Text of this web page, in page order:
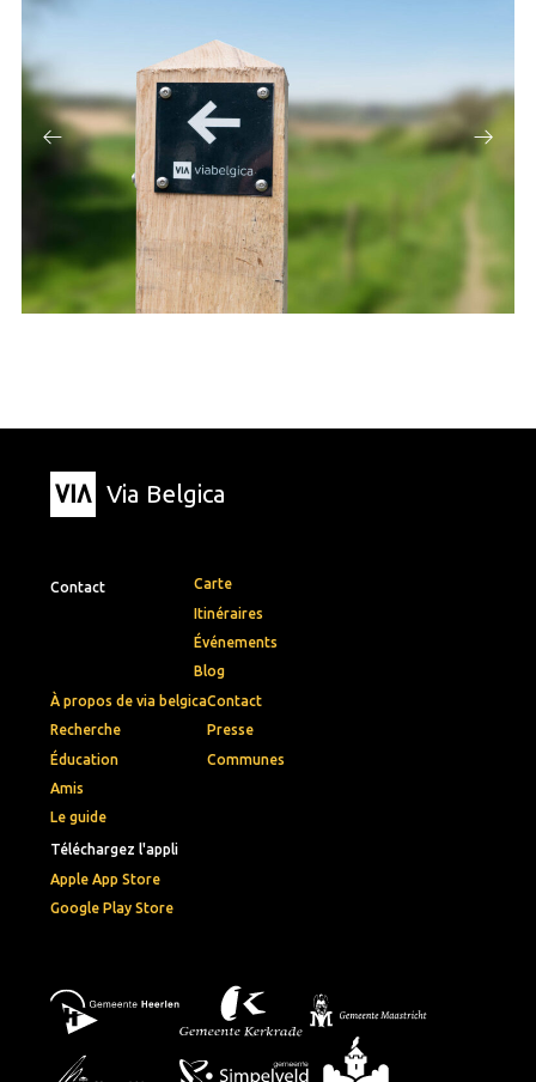
Via Belgica
Contact
Téléchargez l'appli
Apple App Store
Google Play Store
Carte
Itinéraires
Événements
Blog
À propos de via belgica
Recherche
Éducation
Amis
Le guide
Contact
Presse
Communes